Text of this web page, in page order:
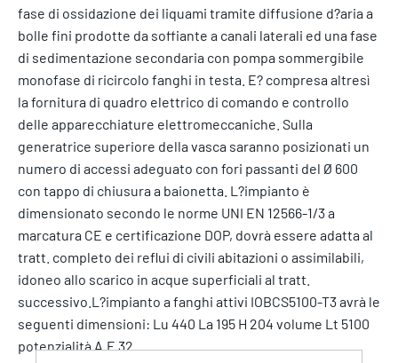
fase di ossidazione dei liquami tramite diffusione d?aria a
bolle fini prodotte da soffiante a canali laterali ed una fase
di sedimentazione secondaria con pompa sommergibile
monofase di ricircolo fanghi in testa. E? compresa altresì
la fornitura di quadro elettrico di comando e controllo
delle apparecchiature elettromeccaniche. Sulla
generatrice superiore della vasca saranno posizionati un
numero di accessi adeguato con fori passanti del Ø 600
con tappo di chiusura a baionetta. L?impianto è
dimensionato secondo le norme UNI EN 12566-1/3 a
marcatura CE e certificazione DOP, dovrà essere adatta al
tratt. completo dei reflui di civili abitazioni o assimilabili,
idoneo allo scarico in acque superficiali al tratt.
successivo.L?impianto a fanghi attivi IOBCS5100-T3 avrà le
seguenti dimensioni: Lu 440 La 195 H 204 volume Lt 5100
potenzialità A.E 32